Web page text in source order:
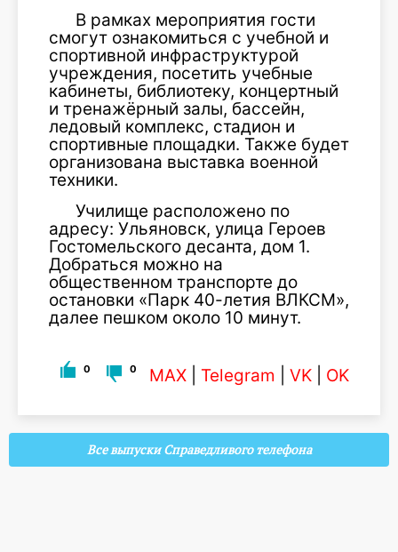
В рамках мероприятия гости
смогут ознакомиться с учебной и
спортивной инфраструктурой
учреждения, посетить учебные
кабинеты, библиотеку, концертный
и тренажёрный залы, бассейн,
ледовый комплекс, стадион и
спортивные площадки. Также будет
организована выставка военной
техники.
Училище расположено по
адресу: Ульяновск, улица Героев
Гостомельского десанта, дом 1.
Добраться можно на
общественном транспорте до
остановки «Парк 40-летия ВЛКСМ»,
далее пешком около 10 минут.
0 0 MAX Telegram VK OK
Все выпуски Справедливого телефона